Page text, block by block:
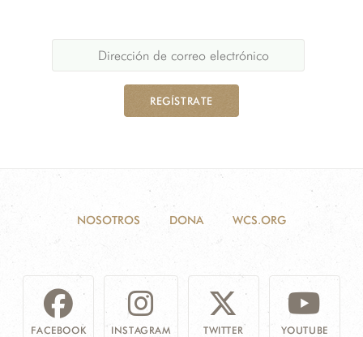
REGÍSTRATE
NOSOTROS DONA WCS.ORG
FACEBOOK INSTAGRAM TWITTER YOUTUBE